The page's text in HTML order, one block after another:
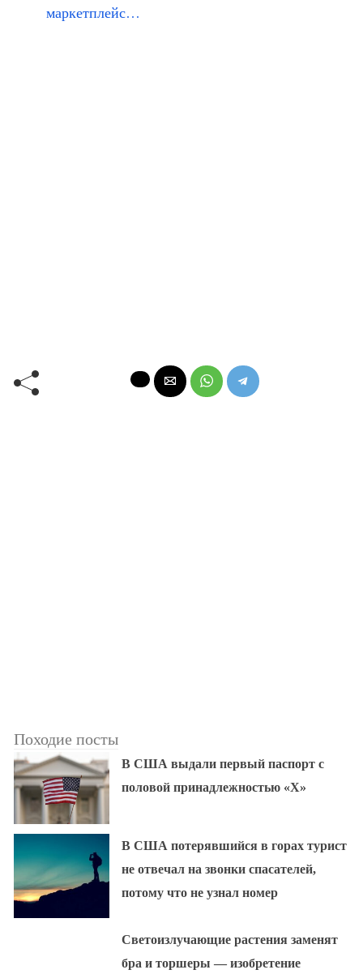
маркетплейс…
Походие посты
В США выдали первый паспорт с
половой принадлежностью «X»
В США потерявшийся в горах турист
не отвечал на звонки спасателей,
потому что не узнал номер
Светоизлучающие растения заменят
бра и торшеры — изобретение